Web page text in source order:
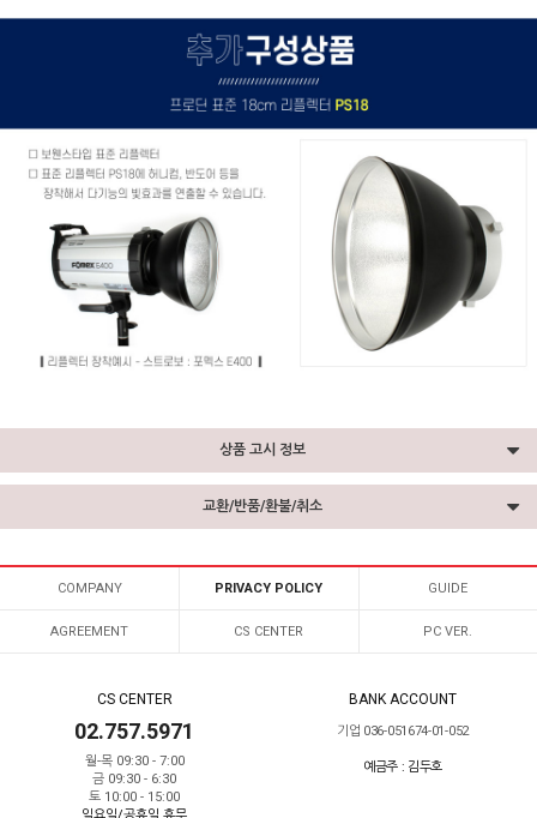
상품 고시 정보
교환/반품/환불/취소
COMPANY PRIVACY POLICY GUIDE
AGREEMENT CS CENTER PC VER.
CS CENTER
02.757.5971
월-목 09:30 - 7:00
금 09:30 - 6:30
토 10:00 - 15:00
일요일/공휴일 휴무
BANK ACCOUNT
기업 036-051674-01-052
예금주 : 김두호